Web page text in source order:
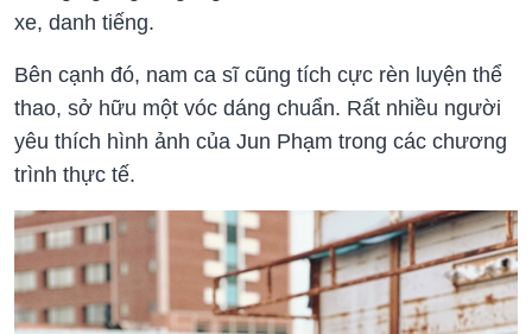
xe, danh tiếng.
Bên cạnh đó, nam ca sĩ cũng tích cực rèn luyện thể
thao, sở hữu một vóc dáng chuẩn. Rất nhiều người
yêu thích hình ảnh của Jun Phạm trong các chương
trình thực tế.